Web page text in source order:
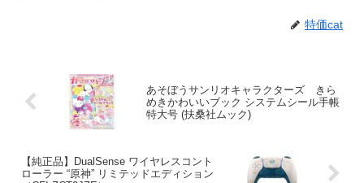
特価cat
あそぼうサンリオキャラクターズ きら
めきかわいいブック システムシール手帳
特大号 (扶桑社ムック)
【純正品】DualSense ワイヤレスコント
ローラー “原神” リミテッドエディション